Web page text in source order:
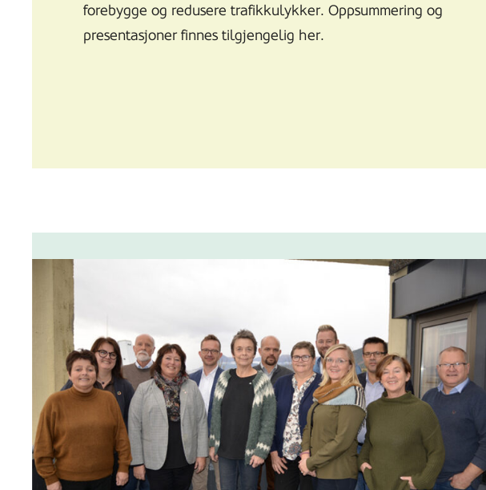
forebygge og redusere trafikkulykker. Oppsummering og
presentasjoner finnes tilgjengelig her.